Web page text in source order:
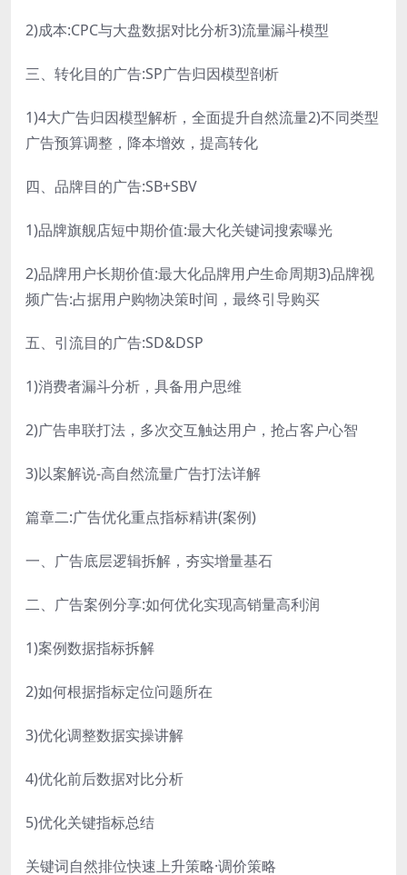
2)成本:CPC与大盘数据对比分析3)流量漏斗模型
三、转化目的广告:SP广告归因模型剖析
1)4大广告归因模型解析，全面提升自然流量2)不同类型
广告预算调整，降本增效，提高转化
四、品牌目的广告:SB+SBV
1)品牌旗舰店短中期价值:最大化关键词搜索曝光
2)品牌用户长期价值:最大化品牌用户生命周期3)品牌视
频广告:占据用户购物决策时间，最终引导购买
五、引流目的广告:SD&DSP
1)消费者漏斗分析，具备用户思维
2)广告串联打法，多次交互触达用户，抢占客户心智
3)以案解说-高自然流量广告打法详解
篇章二:广告优化重点指标精讲(案例)
一、广告底层逻辑拆解，夯实增量基石
二、广告案例分享:如何优化实现高销量高利润
1)案例数据指标拆解
2)如何根据指标定位问题所在
3)优化调整数据实操讲解
4)优化前后数据对比分析
5)优化关键指标总结
关键词自然排位快速上升策略·调价策略